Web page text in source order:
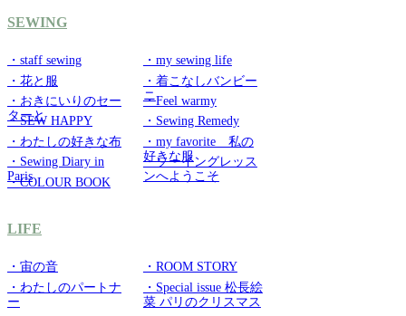
SEWING
・staff sewing
・my sewing life
・花と服
・着こなしバンビー
ニ
・おきにいりのセー
ターと
・Feel warmy
・SEW HAPPY
・Sewing Remedy
・わたしの好きな布
・my favorite 私の
好きな服
・Sewing Diary in
Paris
・ソーイングレッス
ンへようこそ
・COLOUR BOOK
LIFE
・宙の音
・ROOM STORY
・わたしのパートナ
ー
・Special issue 松長絵
菜 パリのクリスマス